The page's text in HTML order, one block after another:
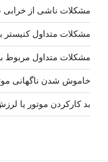
مشکلات ناشی از
مشکلات متداول کنیستر
مشکلات متداول مربوط
خاموش شدن ناگهانی
بد کارکردن موتور یا